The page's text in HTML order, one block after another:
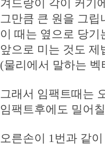
겨드랑이 각이 커기
그만큼 큰 원을 그립
이 때는 옆으로 당기
앞으로 미는 것도 제
(물리에서 말하는
그래서 임팩트때는
임팩트후에도 밀어
오른손이 1번과 같